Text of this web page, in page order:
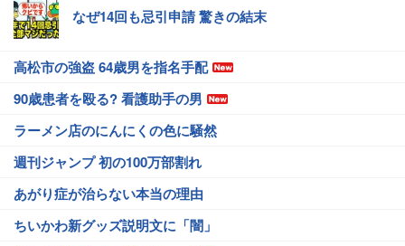
なぜ14回も忌引申請 驚きの結末
高松市の強盗 64歳男を指名手配
90歳患者を殴る? 看護助手の男
ラーメン店のにんにくの色に騒然
週刊ジャンプ 初の100万部割れ
あがり症が治らない本当の理由
ちいかわ新グッズ説明文に「闇」